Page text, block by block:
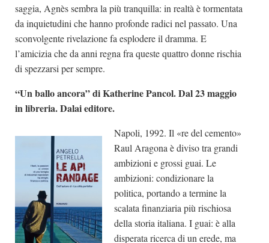
saggia, Agnès sembra la più tranquilla: in realtà è tormentata
da inquietudini che hanno profonde radici nel passato. Una
sconvolgente rivelazione fa esplodere il dramma. E
l’amicizia che da anni regna fra queste quattro donne rischia
di spezzarsi per sempre.
“Un ballo ancora” di Katherine Pancol. Dal 23 maggio
in libreria. Dalai editore.
Napoli, 1992. Il «re del cemento»
Raul Aragona è diviso tra grandi
ambizioni e grossi guai. Le
ambizioni: condizionare la
politica, portando a termine la
scalata finanziaria più rischiosa
della storia italiana. I guai: è alla
disperata ricerca di un erede, ma